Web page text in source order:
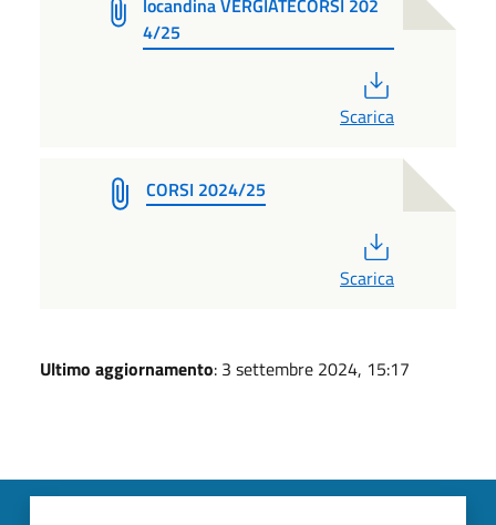
locandina VERGIATECORSI 202
4/25
Scarica
CORSI 2024/25
Scarica
Ultimo aggiornamento: 3 settembre 2024, 15:17